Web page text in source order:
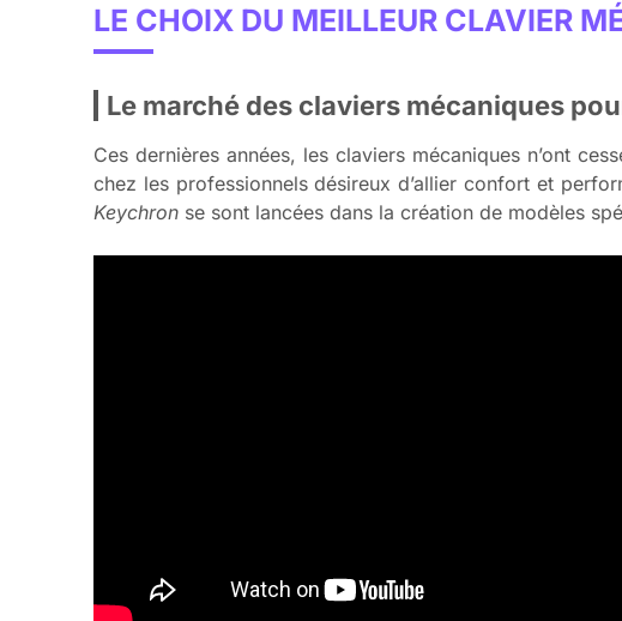
LE CHOIX DU MEILLEUR CLAVIER
Le marché des claviers mécaniques
Ces dernières années, les claviers mécaniques n’ont
chez les professionnels désireux d’allier confort et
Keychron se sont lancées dans la création de modèles